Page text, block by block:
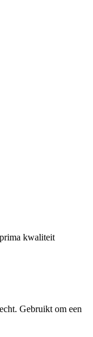
kwaliteit
Gebruikt om een